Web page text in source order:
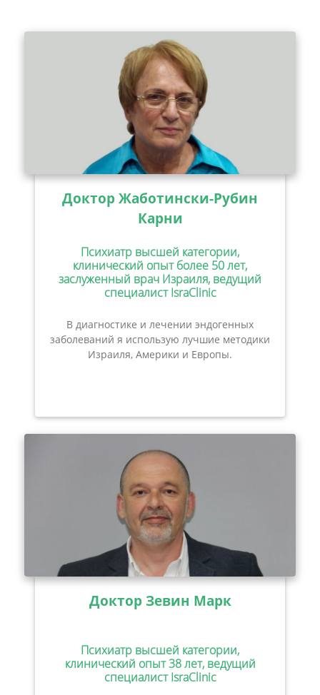
Доктор Жаботински-Рубин
Карни
Психиатр высшей категории,
клинический опыт более 50 лет,
заслуженный врач Израиля, ведущий
специалист IsraClinic
В диагностике и лечении эндогенных
заболеваний я использую лучшие методики
Израиля, Америки и Европы.
Доктор Зевин Марк
Психиатр высшей категории,
клинический опыт 38 лет, ведущий
специалист IsraClinic